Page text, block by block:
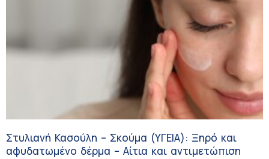
Στυλιανή Κασούλη – Σκούμα (ΥΓΕΙΑ): Ξηρό και
αφυδατωμένο δέρμα – Αίτια και αντιμετώπιση